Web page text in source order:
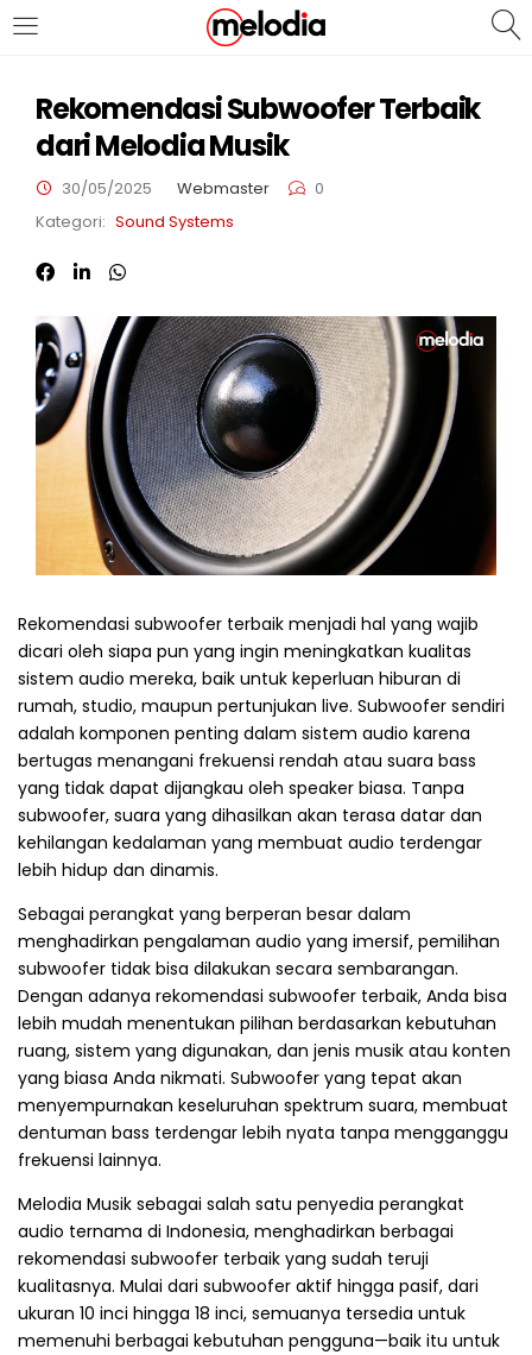
MASUK
Selalu Ingat Saya
Masuk
Lupa Password Anda?
Atau
Masuk/Daftar dengan Google
Rekomendasi Subwoofer Terbaik
dari Melodia Musik
30/05/2025 Webmaster
0
Kategori: Sound Systems
Rekomendasi subwoofer terbaik menjadi hal yang wajib
dicari oleh siapa pun yang ingin meningkatkan kualitas
sistem audio mereka, baik untuk keperluan hiburan di
rumah, studio, maupun pertunjukan live. Subwoofer sendiri
adalah komponen penting dalam sistem audio karena
bertugas menangani frekuensi rendah atau suara bass
yang tidak dapat dijangkau oleh speaker biasa. Tanpa
subwoofer, suara yang dihasilkan akan terasa datar dan
kehilangan kedalaman yang membuat audio terdengar
lebih hidup dan dinamis.
Sebagai perangkat yang berperan besar dalam
menghadirkan pengalaman audio yang imersif, pemilihan
subwoofer tidak bisa dilakukan secara sembarangan.
Dengan adanya rekomendasi subwoofer terbaik, Anda bisa
lebih mudah menentukan pilihan berdasarkan kebutuhan
ruang, sistem yang digunakan, dan jenis musik atau konten
yang biasa Anda nikmati. Subwoofer yang tepat akan
menyempurnakan keseluruhan spektrum suara, membuat
dentuman bass terdengar lebih nyata tanpa mengganggu
frekuensi lainnya.
Melodia Musik sebagai salah satu penyedia perangkat
audio ternama di Indonesia, menghadirkan berbagai
rekomendasi subwoofer terbaik yang sudah teruji
kualitasnya. Mulai dari subwoofer aktif hingga pasif, dari
ukuran 10 inci hingga 18 inci, semuanya tersedia untuk
memenuhi berbagai kebutuhan pengguna—baik itu untuk